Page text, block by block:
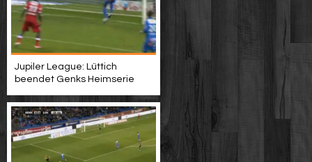
Jupiler League: Lüttich
beendet Genks Heimserie